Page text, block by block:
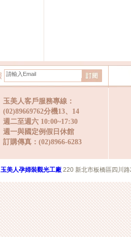
玉美人客戶服務專線：
(02)89669762分機13、14
週二至週六 10:00~17:30
週一與國定例假日休館
訂購傳真：(02)8966-6283
玉美人孕婦裝觀光工廠 220 新北市板橋區四川